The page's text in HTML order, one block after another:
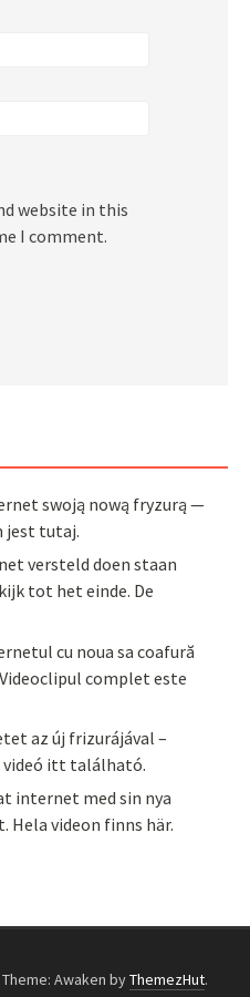
website in this
I comment.
swoją nową fryzurą —
jest tutaj.
versteld doen staan
tot het einde. De
cu noua sa coafură
complet este
az új frizurájával –
videó itt található.
internet med sin nya
videon finns här.
Theme: Awaken byThemezHut.